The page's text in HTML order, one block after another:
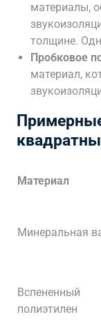
материалы,
толщине.
Пробковое
материал,
Материал
Минеральная
Вспененный
полиэтилен